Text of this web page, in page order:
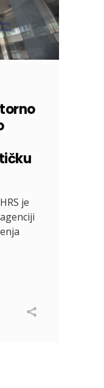
je